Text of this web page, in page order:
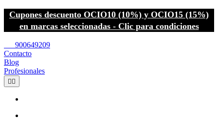
Cupones descuento OCIO10 (10%) y OCIO15 (15%)
en marcas seleccionadas - Clic para condiciones
900649209
Contacto
Blog
Profesionales
 